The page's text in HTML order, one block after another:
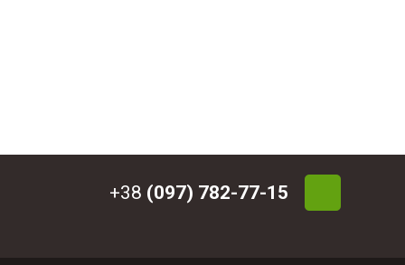
+38 (097) 782-77-15